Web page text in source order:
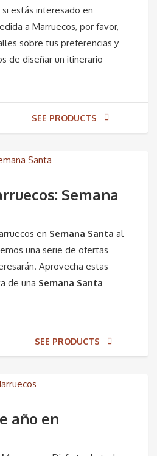
estás interesado en
a Marruecos, por favor,
sobre tus preferencias y
de diseñar un itinerario
SEE PRODUCTS
Semana
en Semana Santa al
una serie de ofertas
Aprovecha estas
de una Semana Santa
SEE PRODUCTS
año en